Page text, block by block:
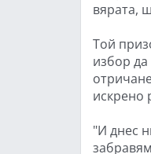
вярата,
Той
избор
искрено
"И днес